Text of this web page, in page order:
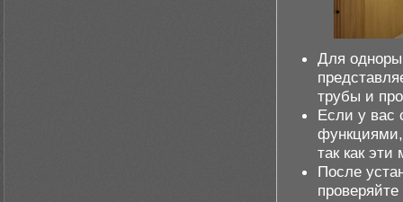
Для
трубы и
Если у вас
функциями,
так как
После